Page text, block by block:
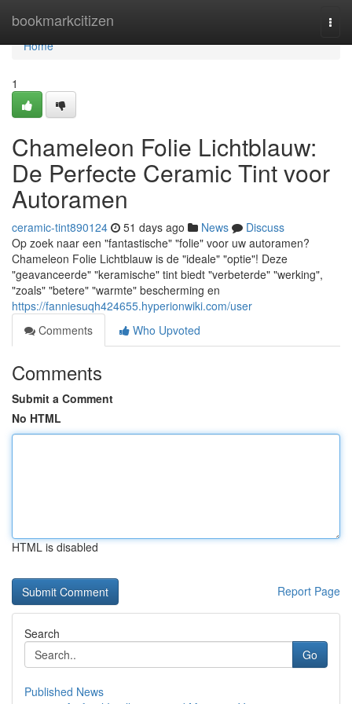
bookmarkcitizen
Home
Home
1
Chameleon Folie Lichtblauw:
De Perfecte Ceramic Tint voor
Autoramen
ceramic-tint890124 51 days ago News
Discuss
Op zoek naar een "fantastische" "folie" voor uw autoramen?
Chameleon Folie Lichtblauw is de "ideale" "optie"! Deze
"geavanceerde" "keramische" tint biedt "verbeterde" "werking",
"zoals" "betere" "warmte" bescherming en
https://fanniesuqh424655.hyperionwiki.com/user
Comments
Who Upvoted
Comments
Submit a Comment
No HTML
HTML is disabled
Report Page
Search
Go
Published News